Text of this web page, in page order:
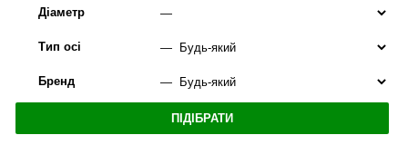
Діаметр
Тип осі
Бренд